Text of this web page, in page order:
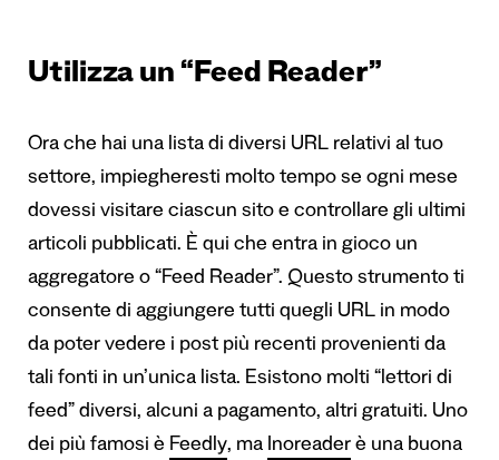
Utilizza un “Feed Reader”
Ora che hai una lista di diversi URL relativi al tuo
settore, impiegheresti molto tempo se ogni mese
dovessi visitare ciascun sito e controllare gli ultimi
articoli pubblicati. È qui che entra in gioco un
aggregatore o “Feed Reader”. Questo strumento ti
consente di aggiungere tutti quegli URL in modo
da poter vedere i post più recenti provenienti da
tali fonti in un’unica lista. Esistono molti “lettori di
feed” diversi, alcuni a pagamento, altri gratuiti. Uno
dei più famosi è Feedly, ma Inoreader è una buona